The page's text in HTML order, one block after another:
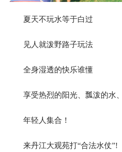
夏天不玩水等于白过
见人就泼野路子玩法
全身湿透的快乐谁懂
享受热烈的阳光、瓢泼的水
年轻人集合！
来丹江大观苑打“合法水仗”!